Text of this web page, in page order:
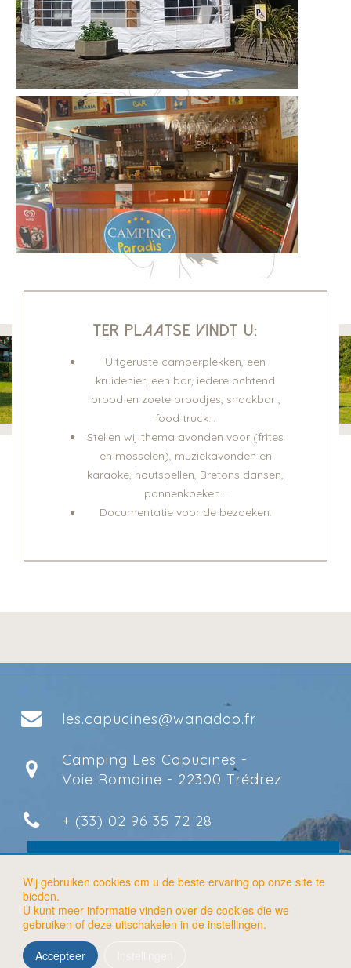
Ter plaatse vindt u:
Uitgeruste camperplekken, een
kruidenier, een bar, iedere ochtend
brood en zoete broodjes, snackbar ,
food truck…
Stellen wij thema avonden voor (frites
en mosselen), muziekavonden en
karaoke, houtspellen, Bretons dansen,
pannenkoeken…
Documentatie voor de bezoeken.
les.capucines@wanadoo.fr
Camping Les Capucines -
Voie Romaine - 22300 Trédrez
+ (33) 02 96 35 72 28
Exclusieve promoties alleen voor online
boekingen
©2026Camping Les capucines
Wij gebruiken cookies om u de beste ervaring op onze site te
bieden.
U kunt meer informatie vinden over de cookies die we
gebruiken of deze uitschakelen in de instellingen.
Accepteer